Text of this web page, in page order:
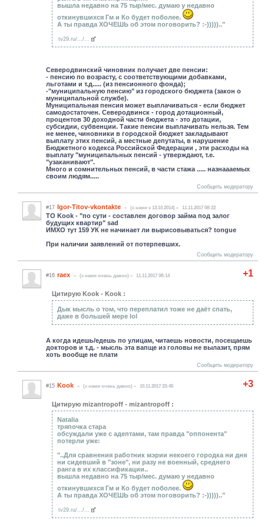
вышла недавно на 75 тыр/мес. думаю у недавно
откинувшихся Гм и Ко будет поболее.
А ты правда ХОЧЕШЬ об этом поговорить? :-))))).."
tv29.ru/.../...
Северодвинский чиновник получает две пенсии:
- пенсию по возрасту, с соответствующими добавками,
льготами и т.д..... (из пенсионного фонда);
-"муниципальную пенсию" из городского бюджета (закон о
муниципальной службе).
Муниципальная пенсия может выплачиваться - если бюджет
самодостаточен. Северодвинск - город дотационный,
процентов 30 доходной части бюджета - это дотации,
субсидии, субвенции. Такие пенсии выплачивать нельзя. Тем
не менее, чиновники в городской бюджет закладывают
выплату этих пенсий, а местные депутаты, в нарушение
Бюджетного кодекса Российской Федерации , эти расходы на
выплату "муниципальных пенсий - утверждают, т.е.
"узаканивают".
Много и сомнительных пенсий, в части стажа ..... назнаааемых
своим людям.....
Сообщить модератору
#17 Igor-Titov-vkontakte (c нами с 13.10.2014) 11.11.2017 08:22
ТО Kook - "по сути - составлен договор займа под залог
будущих квартир" sad
ИМХО тут 159 УК не начинает ли вырисовываться? tongue
При наличии заявлений от потерпевших.
Сообщить модератору
+1
#16 raex (c нами очень давно) 11.11.2017 08:14
Цитирую Kook - Kook :
Дык мысль о том, что переплатил тоже не даёт спать,
даже в большей мере lol
А когда идешь/едешь по улицам, читаешь новости, посещаешь
докторов и т.д. - мысль эта вапще из головы не вылазит, прям
хоть вообще не плати
Сообщить модератору
+3
#15 Kook (c нами очень давно) 10.11.2017 23:45
Цитирую mizantropoff - mizantropoff :
Natalia
тряпочка стара
обсуждали уже с адептами, там правда "оппонента"
потерли уже:
"..Для сравнения работник мэрии некоего городка ни дня
ни сидевший в "зоне", ни разу не военный, среднего
ранга в их классификации..
вышла недавно на 75 тыр/мес. думаю у недавно
откинувшихся Гм и Ко будет поболее.
А ты правда ХОЧЕШЬ об этом поговорить? :-))))).."
tv29.ru/.../...